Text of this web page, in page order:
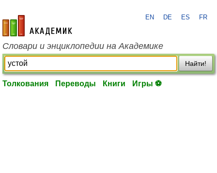
academic.ru
EN DE ES FR
Словари и энциклопедии на Академике
Найти!
Толкования Переводы Книги Игры ⚽